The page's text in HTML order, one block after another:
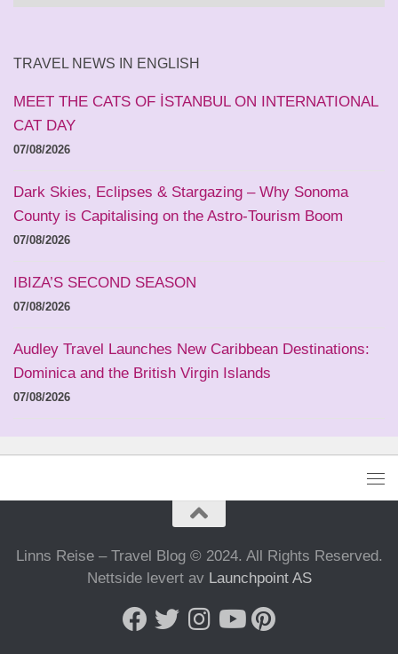
TRAVEL NEWS IN ENGLISH
MEET THE CATS OF İSTANBUL ON INTERNATIONAL
CAT DAY
07/08/2026
Dark Skies, Eclipses & Stargazing – Why Sonoma
County is Capitalising on the Astro-Tourism Boom
07/08/2026
IBIZA’S SECOND SEASON
07/08/2026
Audley Travel Launches New Caribbean Destinations:
Dominica and the British Virgin Islands
07/08/2026
Linns Reise – Travel Blog © 2024. All Rights Reserved.
Nettside levert av Launchpoint AS